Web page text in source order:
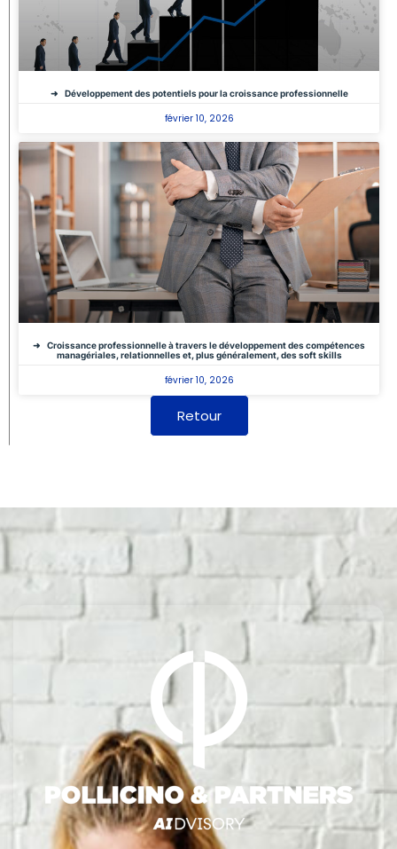
Développement des potentiels pour la croissance professionnelle
février 10, 2026
Croissance professionnelle à travers le développement des compétences
managériales, relationnelles et, plus généralement, des soft skills
février 10, 2026
Retour